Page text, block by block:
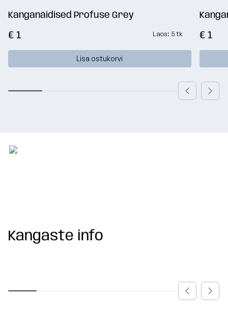
Kanganäidised Profuse Grey
€ 1 Laos: 5 tk
Lisa ostukorvi
€ 1
Kangaste info
EDITION 2026